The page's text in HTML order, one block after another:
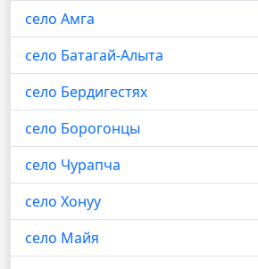
село Амга
село Батагай-Алыта
село Бердигестях
село Борогонцы
село Чурапча
село Хонуу
село Майя